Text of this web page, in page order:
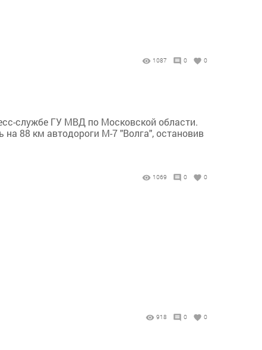
1087 0 0
службе ГУ МВД по Московской области.
88 км автодороги М-7 "Волга", остановив
1069 0 0
918 0 0